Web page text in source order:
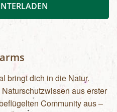
bringt dich in die Natur.
aus erster
Community aus –